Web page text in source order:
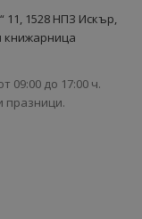
11, 1528 НПЗ Искър,
книжарница
09:00 до 17:00 ч.
празници.